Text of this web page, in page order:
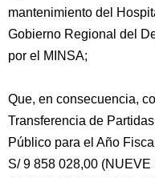
mantenimiento del
Gobierno Regional del
por el MINSA;
Que, en consecuencia,
Transferencia de
Público para el Año
S/ 9 858 028,00